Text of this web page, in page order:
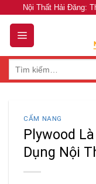
content
Nội Thất Hải Đăng:
CẨM NANG
Plywood
Dụng Nội